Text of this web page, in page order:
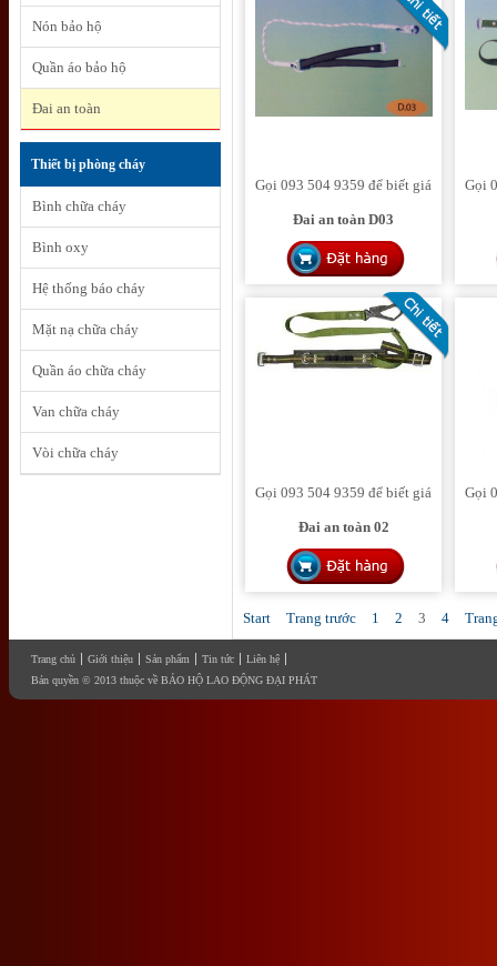
Nón bảo hộ
Quần áo bảo hộ
Đai an toàn
Thiết bị phòng cháy
Bình chữa cháy
Bình oxy
Hệ thống báo cháy
Mặt nạ chữa cháy
Quần áo chữa cháy
Van chữa cháy
Vòi chữa cháy
Gọi 093 504 9359 để biết giá
Đai an toàn D03
Gọi
Gọi 093 504 9359 để biết giá
Đai an toàn 02
Gọi
Start Trang trước 1 2 3 4
Trang chủ Giới thiệu Sản phẩm Tin tức
Liên hệ
Bản quyền © 2013 thuộc về BẢO HỘ LAO ĐỘNG ĐẠI PHÁT